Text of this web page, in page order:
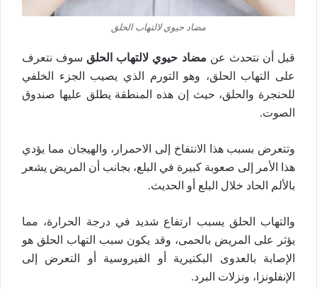
مضاد حيوي لالتهاب الحلق
قبل أن نتحدث عن مضاد حيوي لالتهاب الحلق سوف نتعرف
على التهاب الحلق، وهو التورم الذي يصيب الجزء الخلفي
للحنجرة والحلق، حيث إن هذه المنطقة يطلق عليها صندوق
الصوت.
وتتعرض بسبب هذا الانتفاخ إلى الاحمرار، والهيجان مما يؤدي
هذا الأمر إلى صعوبة كبيرة في البلع، بجانب أن المريض يشعر
بالألم الحاد خلال البلع أو الحديث.
والتهاب الحلق يسبب ارتفاع شديد في درجة الحرارة، مما
يؤثر على المريض بالحمى، وقد يكون سبب التهاب الحلق هو
الإصابة بالعدوى البكتيرية أو الفيروسية أو التعرض إلى
الإنفلونزا، ونزلات البرد.